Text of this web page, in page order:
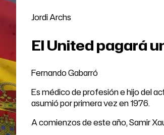
Jordi Archs
El United pagará
Fernando Gabarró
Es médico de profesión e hijo del
asumió por primera vez en 1976.
A comienzos de este año, Samir